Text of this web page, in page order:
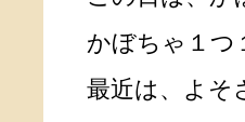
かぼちゃ１つ
最近は、よそ